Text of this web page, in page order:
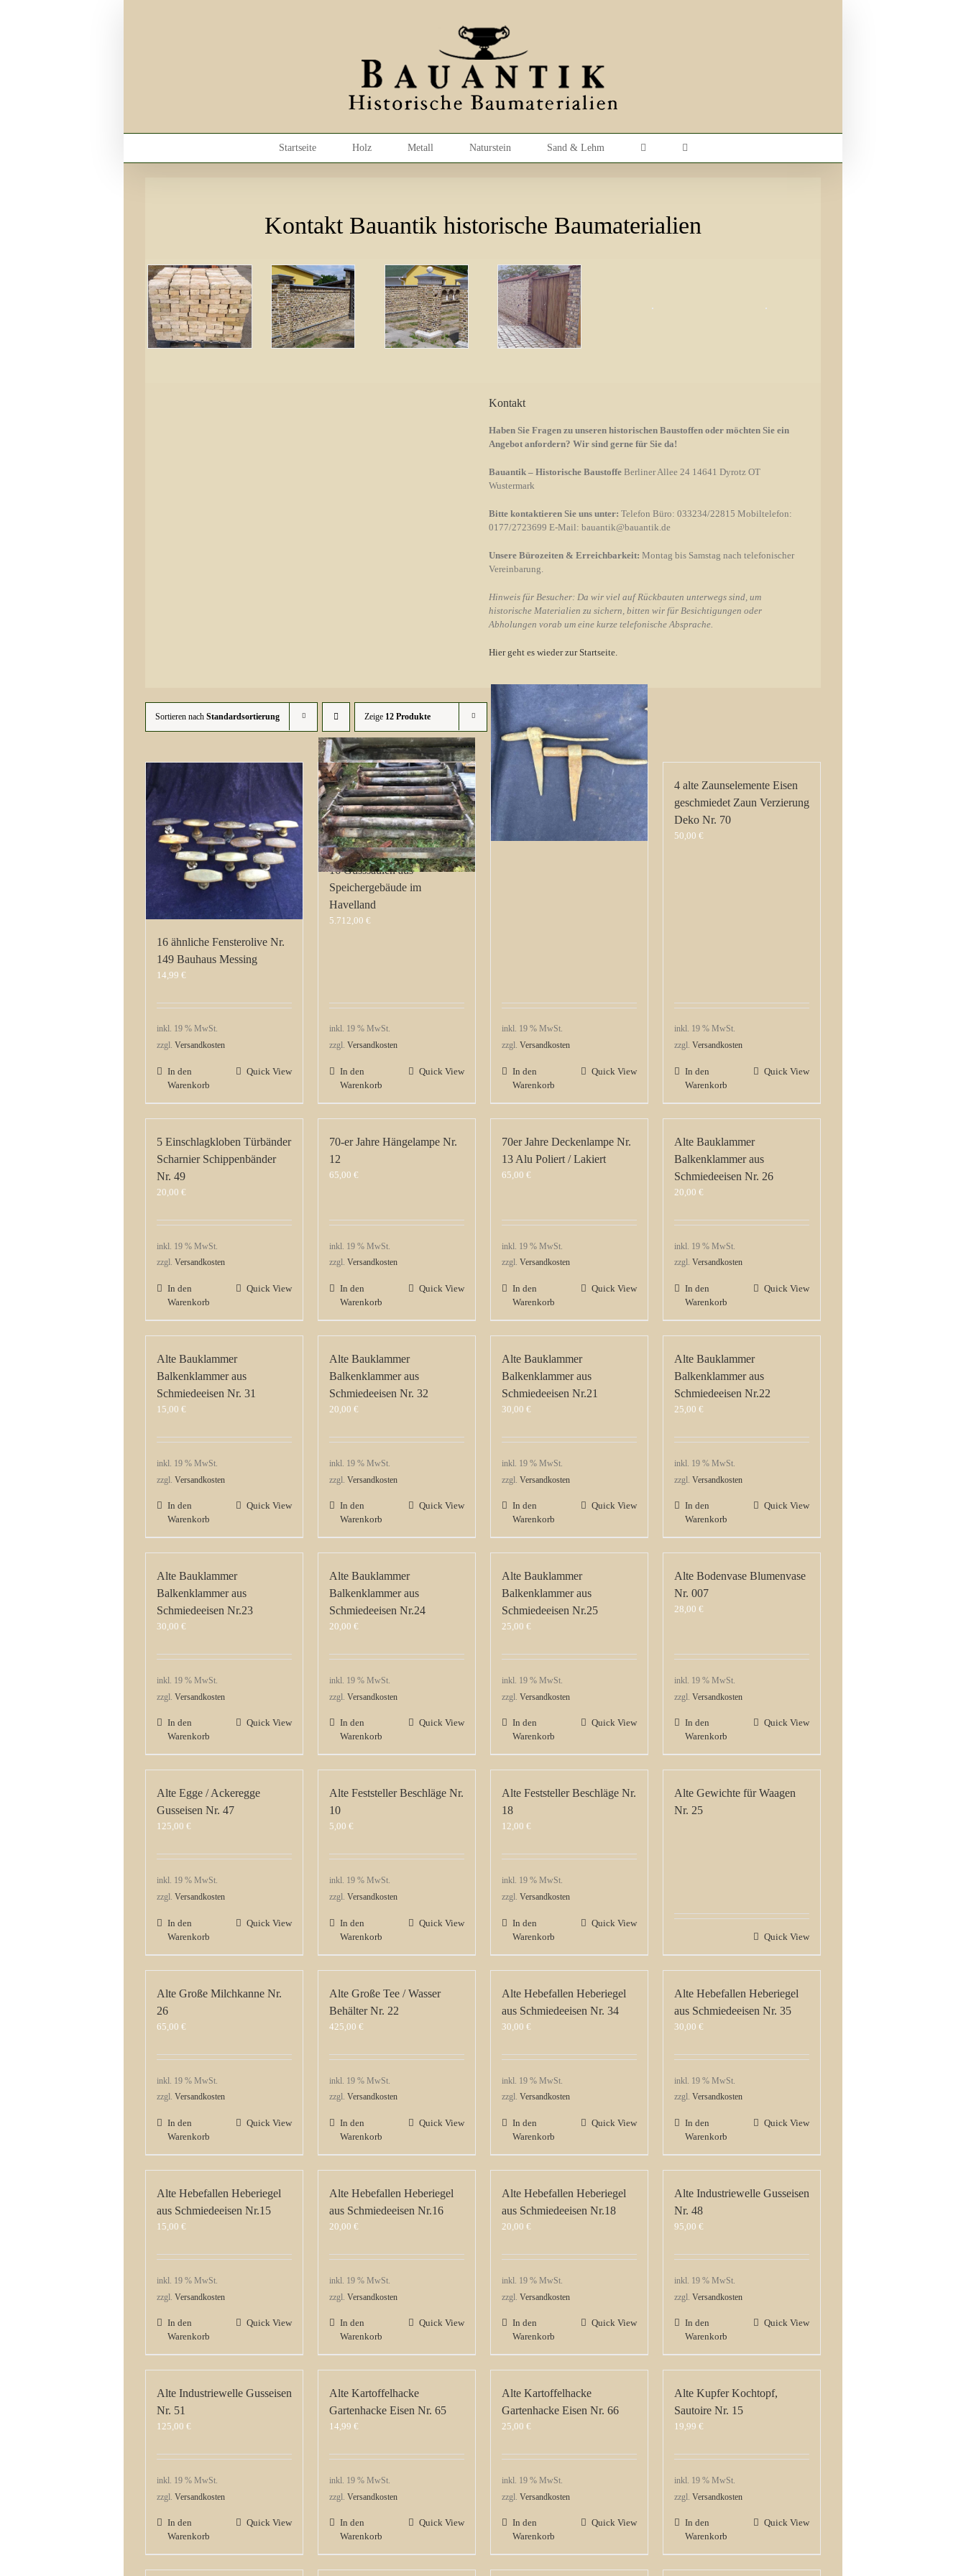
Startseite Holz Metall Naturstein Sand & Lehm
Kontakt Bauantik historische Baumaterialien
Kontakt
Haben Sie Fragen zu unseren historischen Baustoffen oder möchten Sie ein
Angebot anfordern? Wir sind gerne für Sie da!
Bauantik – Historische Baustoffe Berliner Allee 24 14641 Dyrotz OT
Wustermark
Bitte kontaktieren Sie uns unter: Telefon Büro: 033234/22815 Mobiltelefon:
0177/2723699 E-Mail: bauantik@bauantik.de
Unsere Bürozeiten & Erreichbarkeit: Montag bis Samstag nach telefonischer
Vereinbarung.
Hinweis für Besucher: Da wir viel auf Rückbauten unterwegs sind, um
historische Materialien zu sichern, bitten wir für Besichtigungen oder
Abholungen vorab um eine kurze telefonische Absprache.
Hier geht es wieder zur Startseite.
Sortieren nach Standardsortierung Zeige 12 Produkte
16 ähnliche Fensterolive Nr.
149 Bauhaus Messing
14,99 €
inkl. 19 % MwSt.
zzgl. Versandkosten
In den
Warenkorb
Quick View
16 Gusssäulen aus
Speichergebäude im
Havelland
5.712,00 €
inkl. 19 % MwSt.
zzgl. Versandkosten
In den
Warenkorb
Quick View
17 Einschlagkloben
Türbänder Scharnier Nr. 47
inkl. 19 % MwSt.
zzgl. Versandkosten
In den
Warenkorb
Quick View
4 alte Zaunselemente Eisen
geschmiedet Zaun Verzierung
Deko Nr. 70
50,00 €
inkl. 19 % MwSt.
zzgl. Versandkosten
In den
Warenkorb
Quick View
5 Einschlagkloben Türbänder
Scharnier Schippenbänder
Nr. 49
20,00 €
inkl. 19 % MwSt.
zzgl. Versandkosten
In den
Warenkorb
Quick View
70-er Jahre Hängelampe Nr.
12
65,00 €
inkl. 19 % MwSt.
zzgl. Versandkosten
In den
Warenkorb
Quick View
70er Jahre Deckenlampe Nr.
13 Alu Poliert / Lakiert
65,00 €
inkl. 19 % MwSt.
zzgl. Versandkosten
In den
Warenkorb
Quick View
Alte Bauklammer
Balkenklammer aus
Schmiedeeisen Nr. 26
20,00 €
inkl. 19 % MwSt.
zzgl. Versandkosten
In den
Warenkorb
Quick View
Alte Bauklammer
Balkenklammer aus
Schmiedeeisen Nr. 31
15,00 €
inkl. 19 % MwSt.
zzgl. Versandkosten
In den
Warenkorb
Quick View
Alte Bauklammer
Balkenklammer aus
Schmiedeeisen Nr. 32
20,00 €
inkl. 19 % MwSt.
zzgl. Versandkosten
In den
Warenkorb
Quick View
Alte Bauklammer
Balkenklammer aus
Schmiedeeisen Nr.21
30,00 €
inkl. 19 % MwSt.
zzgl. Versandkosten
In den
Warenkorb
Quick View
Alte Bauklammer
Balkenklammer aus
Schmiedeeisen Nr.22
25,00 €
inkl. 19 % MwSt.
zzgl. Versandkosten
In den
Warenkorb
Quick View
Alte Bauklammer
Balkenklammer aus
Schmiedeeisen Nr.23
30,00 €
inkl. 19 % MwSt.
zzgl. Versandkosten
In den
Warenkorb
Quick View
Alte Bauklammer
Balkenklammer aus
Schmiedeeisen Nr.24
20,00 €
inkl. 19 % MwSt.
zzgl. Versandkosten
In den
Warenkorb
Quick View
Alte Bauklammer
Balkenklammer aus
Schmiedeeisen Nr.25
25,00 €
inkl. 19 % MwSt.
zzgl. Versandkosten
In den
Warenkorb
Quick View
Alte Bodenvase Blumenvase
Nr. 007
28,00 €
inkl. 19 % MwSt.
zzgl. Versandkosten
In den
Warenkorb
Quick View
Alte Egge / Ackeregge
Gusseisen Nr. 47
125,00 €
inkl. 19 % MwSt.
zzgl. Versandkosten
In den
Warenkorb
Quick View
Alte Feststeller Beschläge Nr.
10
5,00 €
inkl. 19 % MwSt.
zzgl. Versandkosten
In den
Warenkorb
Quick View
Alte Feststeller Beschläge Nr.
18
12,00 €
inkl. 19 % MwSt.
zzgl. Versandkosten
In den
Warenkorb
Quick View
Alte Gewichte für Waagen
Nr. 25
Quick View
Alte Große Milchkanne Nr.
26
65,00 €
inkl. 19 % MwSt.
zzgl. Versandkosten
In den
Warenkorb
Quick View
Alte Große Tee / Wasser
Behälter Nr. 22
425,00 €
inkl. 19 % MwSt.
zzgl. Versandkosten
In den
Warenkorb
Quick View
Alte Hebefallen Heberiegel
aus Schmiedeeisen Nr. 34
30,00 €
inkl. 19 % MwSt.
zzgl. Versandkosten
In den
Warenkorb
Quick View
Alte Hebefallen Heberiegel
aus Schmiedeeisen Nr. 35
30,00 €
inkl. 19 % MwSt.
zzgl. Versandkosten
In den
Warenkorb
Quick View
Alte Hebefallen Heberiegel
aus Schmiedeeisen Nr.15
15,00 €
inkl. 19 % MwSt.
zzgl. Versandkosten
In den
Warenkorb
Quick View
Alte Hebefallen Heberiegel
aus Schmiedeeisen Nr.16
20,00 €
inkl. 19 % MwSt.
zzgl. Versandkosten
In den
Warenkorb
Quick View
Alte Hebefallen Heberiegel
aus Schmiedeeisen Nr.18
20,00 €
inkl. 19 % MwSt.
zzgl. Versandkosten
In den
Warenkorb
Quick View
Alte Industriewelle Gusseisen
Nr. 48
95,00 €
inkl. 19 % MwSt.
zzgl. Versandkosten
In den
Warenkorb
Quick View
Alte Industriewelle Gusseisen
Nr. 51
125,00 €
inkl. 19 % MwSt.
zzgl. Versandkosten
In den
Warenkorb
Quick View
Alte Kartoffelhacke
Gartenhacke Eisen Nr. 65
14,99 €
inkl. 19 % MwSt.
zzgl. Versandkosten
In den
Warenkorb
Quick View
Alte Kartoffelhacke
Gartenhacke Eisen Nr. 66
25,00 €
inkl. 19 % MwSt.
zzgl. Versandkosten
In den
Warenkorb
Quick View
Alte Kupfer Kochtopf,
Sautoire Nr. 15
19,99 €
inkl. 19 % MwSt.
zzgl. Versandkosten
In den
Warenkorb
Quick View